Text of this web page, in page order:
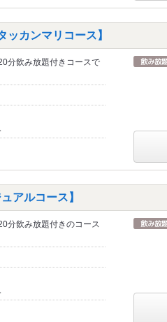
ッカンマリコース】
分飲み放題付きコースで
アルコース】
分飲み放題付きのコース